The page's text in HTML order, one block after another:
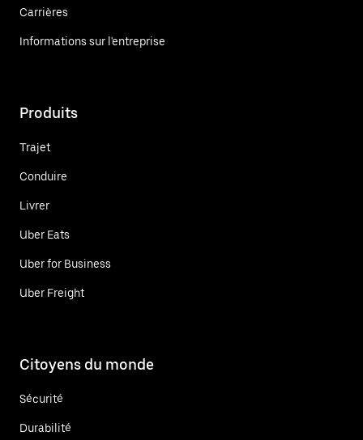
Carrières
Informations sur l'entreprise
Produits
Trajet
Conduire
Livrer
Uber Eats
Uber for Business
Uber Freight
Citoyens du monde
Sécurité
Durabilité